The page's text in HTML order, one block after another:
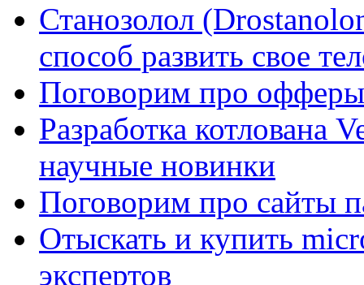
Станозолол
способ развить свое
Поговорим про
Разработка котлована
научные новинки
Поговорим про сайты
Отыскать и купить
экспертов